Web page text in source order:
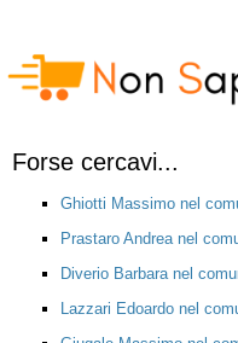
Forse cercavi...
Ghiotti Massimo nel
Prastaro Andrea nel
Diverio Barbara nel
Lazzari Edoardo nel